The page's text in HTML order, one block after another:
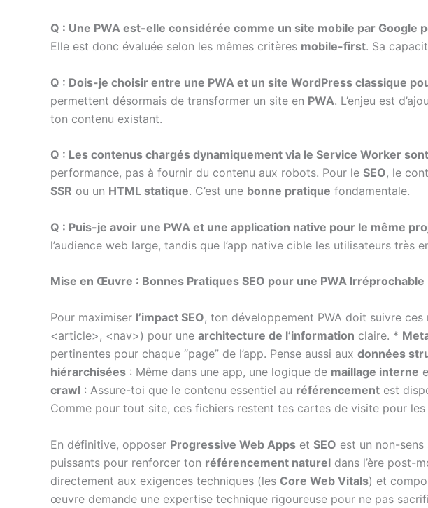
Q : Une PWA est-elle considérée comme un site mobile par Google
Elle est donc évaluée selon les mêmes critères mobile-first. Sa
Q : Dois-je choisir entre une PWA et un site WordPress classique
permettent désormais de transformer un site en PWA. L’enjeu est
ton contenu existant.
Q : Les contenus chargés dynamiquement via le Service Worker
performance, pas à fournir du contenu aux robots. Pour le SEO, le
SSR ou un HTML statique. C’est une bonne pratique fondamentale.
Q : Puis-je avoir une PWA et une application native pour le même
l’audience web large, tandis que l’app native cible les utilisateurs très
Mise en Œuvre : Bonnes Pratiques SEO pour une PWA Irréprochable
Pour maximiser l’impact SEO, ton développement PWA doit suivre ces
<article>, <nav>) pour une architecture de l’information claire. *
pertinentes pour chaque “page” de l’app. Pense aussi aux données
hiérarchisées : Même dans une app, une logique de maillage interne
crawl : Assure-toi que le contenu essentiel au référencement est
Comme pour tout site, ces fichiers restent tes cartes de visite pour les
En définitive, opposer Progressive Web Apps et SEO est un non-
puissants pour renforcer ton référencement naturel dans l’ère post-
directement aux exigences techniques (les Core Web Vitals) et
œuvre demande une expertise technique rigoureuse pour ne pas